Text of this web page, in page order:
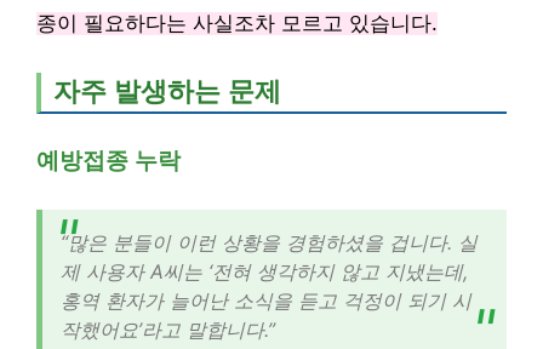
종이 필요하다는 사실조차 모르고 있습니다.
자주 발생하는 문제
예방접종 누락
“많은 분들이 이런 상황을 경험하셨을 겁니다. 실
제 사용자 A씨는 ‘전혀 생각하지 않고 지냈는데,
홍역 환자가 늘어난 소식을 듣고 걱정이 되기 시
작했어요’라고 말합니다.”